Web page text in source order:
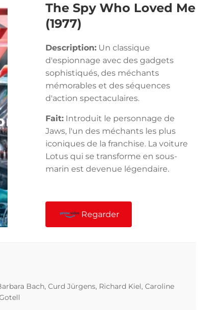
The Spy Who Loved Me
(1977)
Description: Un classique
d'espionnage avec des gadgets
sophistiqués, des méchants
mémorables et des séquences
d'action spectaculaires.
Fait: Introduit le personnage de
Jaws, l'un des méchants les plus
iconiques de la franchise. La voiture
Lotus qui se transforme en sous-
marin est devenue légendaire.
Regarder
Bach, Curd Jürgens, Richard Kiel, Caroline